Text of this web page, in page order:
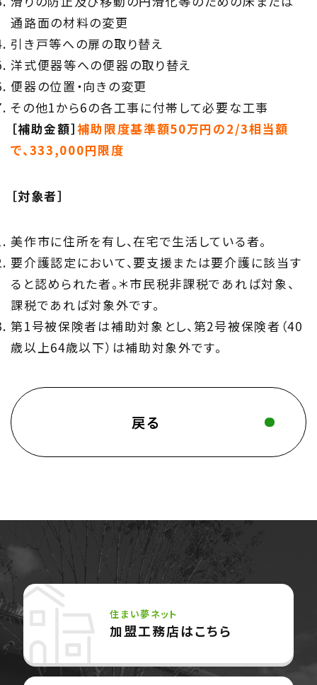
通路面の材料の変更
引き戸等への扉の取り替え
洋式便器等への便器の取り替え
便器の位置・向きの変更
その他1から6の各工事に付帯して必要な工事
［補助金額］補助限度基準額50万円の2/3相当額
で、333,000円限度
［対象者］
美作市に住所を有し、在宅で生活している者。
要介護認定において、要支援または要介護に該当す
ると認められた者。＊市民税非課税であれば対象、
課税であれば対象外です。
第1号被保険者は補助対象とし、第2号被保険者（40
歳以上64歳以下）は補助対象外です。
戻る
住まい夢ネット
加盟工務店はこちら